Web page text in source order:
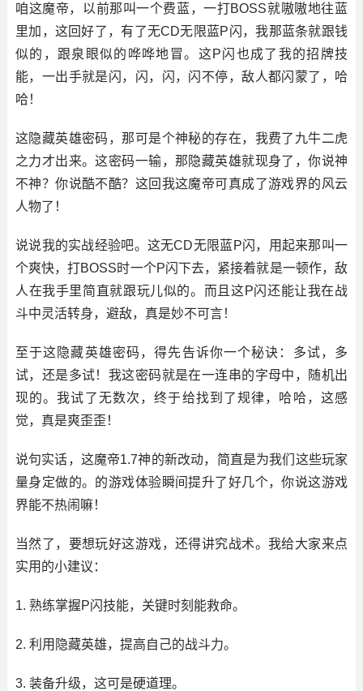
咱这魔帝，以前那叫一个费蓝，一打BOSS就嗷嗷地往蓝
里加，这回好了，有了无CD无限蓝P闪，我那蓝条就跟钱
似的，跟泉眼似的哗哗地冒。这P闪也成了我的招牌技
能，一出手就是闪，闪，闪，闪不停，敌人都闪蒙了，哈
哈！
这隐藏英雄密码，那可是个神秘的存在，我费了九牛二虎
之力才出来。这密码一输，那隐藏英雄就现身了，你说神
不神？你说酷不酷？这回我这魔帝可真成了游戏界的风云
人物了！
说说我的实战经验吧。这无CD无限蓝P闪，用起来那叫一
个爽快，打BOSS时一个P闪下去，紧接着就是一顿作，敌
人在我手里简直就跟玩儿似的。而且这P闪还能让我在战
斗中灵活转身，避敌，真是妙不可言！
至于这隐藏英雄密码，得先告诉你一个秘诀：多试，多
试，还是多试！我这密码就是在一连串的字母中，随机出
现的。我试了无数次，终于给找到了规律，哈哈，这感
觉，真是爽歪歪！
说句实话，这魔帝1.7神的新改动，简直是为我们这些玩家
量身定做的。的游戏体验瞬间提升了好几个，你说这游戏
界能不热闹嘛！
当然了，要想玩好这游戏，还得讲究战术。我给大家来点
实用的小建议：
1. 熟练掌握P闪技能，关键时刻能救命。
2. 利用隐藏英雄，提高自己的战斗力。
3. 装备升级，这可是硬道理。